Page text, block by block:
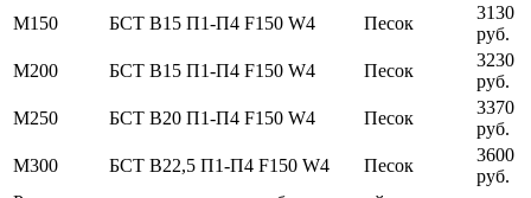
М150
БСТ В15 П1-П4 F150 W4 Песок
3130
руб.
М200
БСТ В15 П1-П4 F150 W4 Песок
3230
руб.
М250
БСТ В20 П1-П4 F150 W4 Песок
3370
руб.
М300
БСТ В22,5 П1-П4 F150 W4 Песок
3600
руб.